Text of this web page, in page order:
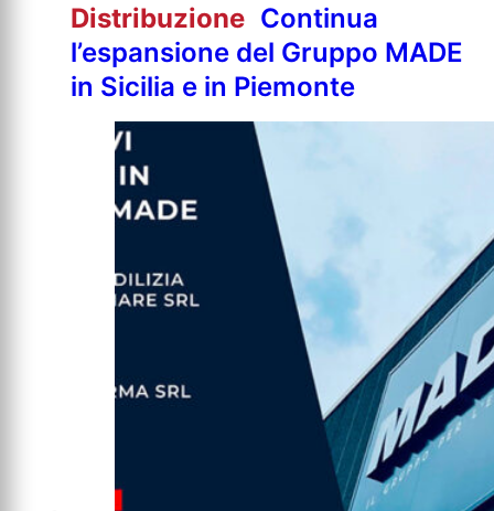
Distribuzione Continua
l’espansione del Gruppo MADE
in Sicilia e in Piemonte